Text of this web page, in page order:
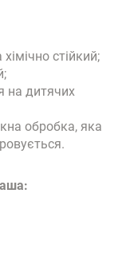
стійкий;
на дитячих
обробка, яка